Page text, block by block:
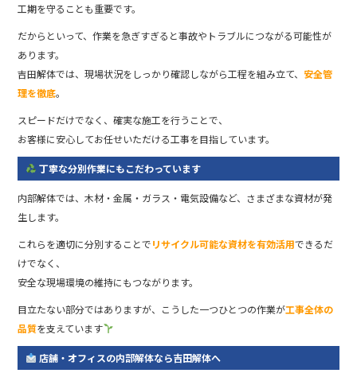
工期を守ることも重要です。
だからといって、作業を急ぎすぎると事故やトラブルにつながる可能性が
あります。
吉田解体では、現場状況をしっかり確認しながら工程を組み立て、 安全管
理を徹底。
スピードだけでなく、確実な施工を行うことで、
お客様に安心してお任せいただける工事を目指しています。
丁寧な分別作業にもこだわっています
内部解体では、木材・金属・ガラス・電気設備など、さまざまな資材が発
生します。
これらを適切に分別することでリサイクル可能な資材を有効活用できるだ
けでなく、
安全な現場環境の維持にもつながります。
目立たない部分ではありますが、こうした一つひとつの作業が工事全体の
品質を支えています
店舗・オフィスの内部解体なら吉田解体へ